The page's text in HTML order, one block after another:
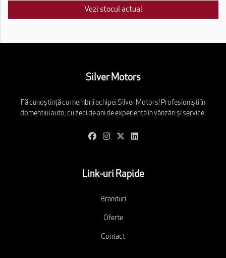
Vezi stocul actual
Silver Motors
Fă cunoștință cu membrii echipei Silver Motors! Profesioniști în
domentiul auto, cu zeci de ani de experiență în vânzări și service.
Link-uri Rapide
Branduri
Oferte
Contact